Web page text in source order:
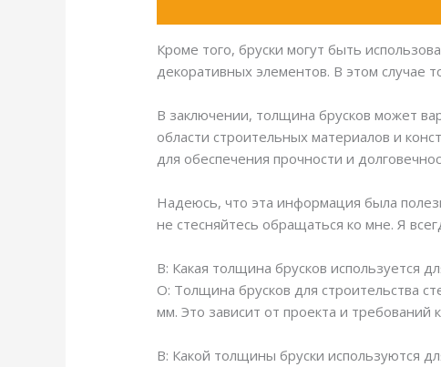
Кроме того, бруски могут быть
декоративных элементов. В этом случае
В заключении, толщина брусков может
области строительных материалов и
для обеспечения прочности и
Надеюсь, что эта информация была
не стесняйтесь обращаться ко мне. Я
В: Какая толщина брусков используется
О: Толщина брусков для строительства
мм. Это зависит от проекта и требований
В: Какой толщины бруски используются